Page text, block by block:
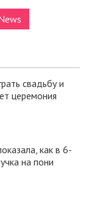
свадьбу и
церемония
как в 6-
на пони